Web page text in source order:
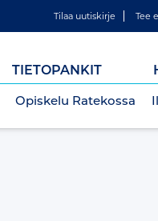
Tilaa uutiskirje Tee
Opiskelu Ratekossa
TIETOPANKIT